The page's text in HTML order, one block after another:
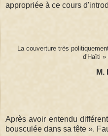
appropriée à ce cours
La couverture très
d'Haïti »
Après avoir entendu
bousculée dans sa tête ».